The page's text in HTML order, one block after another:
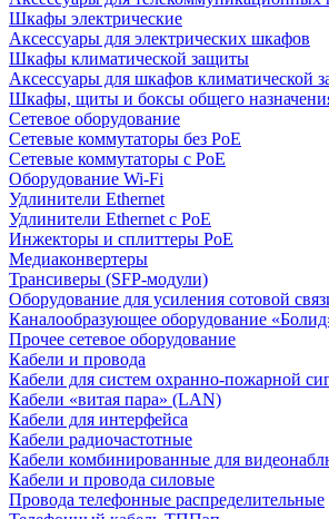
Шкафы электрические
Аксессуары для электрических шкафов
Шкафы климатической защиты
Аксессуары для шкафов климатической
Шкафы, щиты и боксы общего
Сетевое оборудование
Сетевые коммутаторы без PoE
Сетевые коммутаторы с PoE
Оборудование Wi-Fi
Удлинители Ethernet
Удлинители Ethernet с PoE
Инжекторы и сплиттеры PoE
Медиаконвертеры
Трансиверы (SFP-модули)
Оборудование для усиления сотовой
Каналообразующее оборудование
Прочее сетевое оборудование
Кабели и провода
Кабели для систем охранно-пожарной
Кабели «витая пара» (LAN)
Кабели для интерфейса
Кабели радиочастотные
Кабели комбинированные для
Кабели и провода силовые
Провода телефонные распределительные